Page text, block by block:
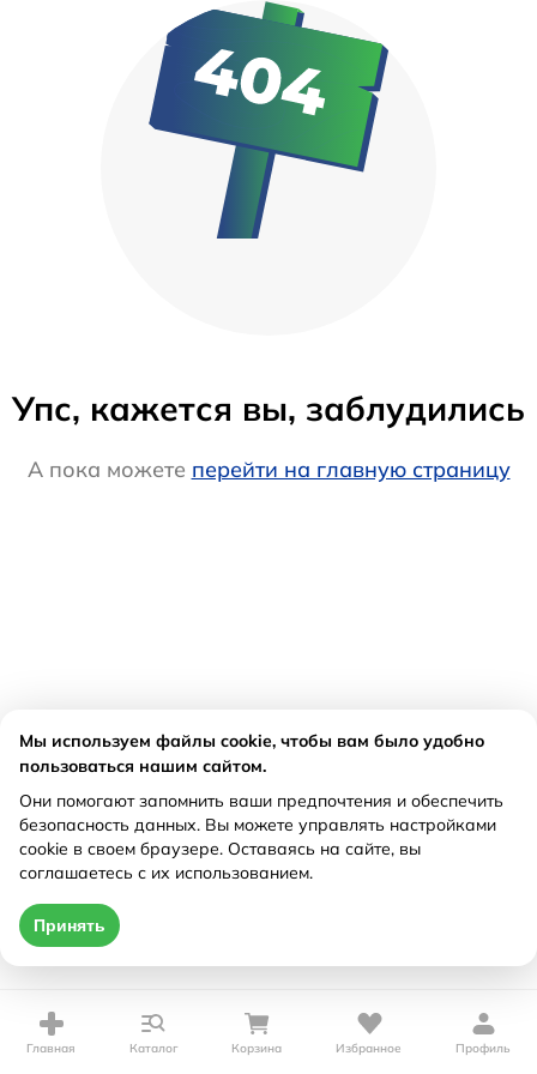
Упс, кажется вы, заблудились
А пока можете перейти на главную страницу
Главная Каталог Корзина Избранное Профиль
Мы используем файлы cookie, чтобы вам было удобно
пользоваться нашим сайтом.
Они помогают запомнить ваши предпочтения и обеспечить
безопасность данных. Вы можете управлять настройками
cookie в своем браузере. Оставаясь на сайте, вы
соглашаетесь с их использованием.
Принять